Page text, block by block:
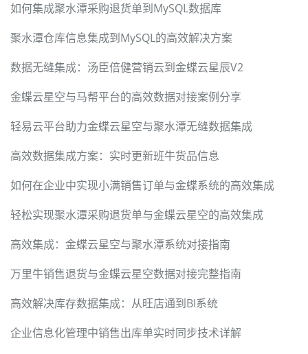
如何集成聚水潭采购退货单到MySQL数据库
聚水潭仓库信息集成到MySQL的高效解决方案
数据无缝集成：汤臣倍健营销云到金蝶云星辰V2
金蝶云星空与马帮平台的高效数据对接案例分享
轻易云平台助力金蝶云星空与聚水潭无缝数据集成
高效数据集成方案：实时更新班牛货品信息
如何在企业中实现小满销售订单与金蝶系统的高效集成
轻松实现聚水潭采购退货单与金蝶云星空的高效集成
高效集成：金蝶云星空与聚水潭系统对接指南
万里牛销售退货与金蝶云星空数据对接完整指南
高效解决库存数据集成：从旺店通到BI系统
企业信息化管理中销售出库单实时同步技术详解